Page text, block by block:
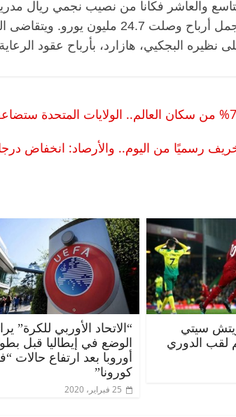
وإيدن هازارد بمجمل أرباح وصلت
نظيره البجكيي، هازارد، بأرباح عقود
رسميًا من اليوم.. والأرصاد: انخفاض
سيتي
الدوري
“الاتحاد الأوربي للكرة”
الوضع في إيطاليا قبل
أوروبا بعد ارتفاع حالات
كورونا”
25 فبراير، 2020